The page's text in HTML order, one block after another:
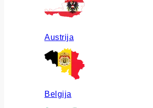
Austrija
Belgija